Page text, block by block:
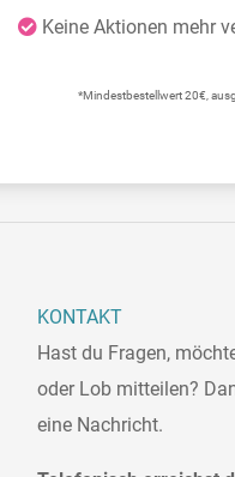
Keine Aktionen mehr
*Mindestbestellwert 20€,
KONTAKT
Hast du Fragen,
oder Lob mitteilen?
eine Nachricht.